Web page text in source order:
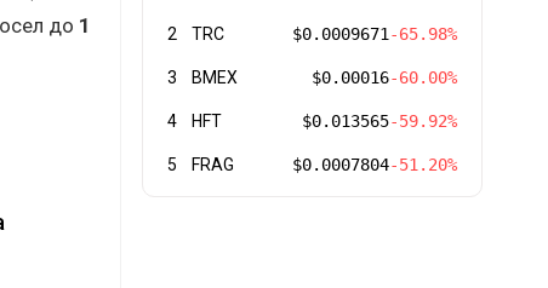
до 1
2 TRC $0.0009671 -65.98%
3 BMEX $0.00016-60.00%
4 HFT $0.013565-59.92%
5 FRAG $0.0007804-51.20%